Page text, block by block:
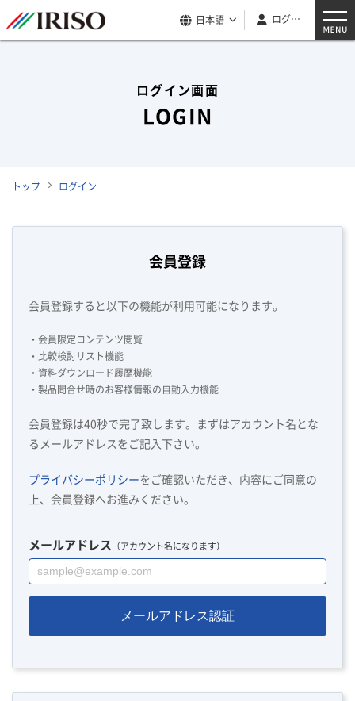
日本語 ログイン
ログイン画面
LOGIN
トップ ログイン
会員登録
会員登録すると以下の機能が利用可能になります。
・会員限定コンテンツ閲覧
・比較検討リスト機能
・資料ダウンロード履歴機能
・製品問合せ時のお客様情報の自動入力機能
会員登録は40秒で完了致します。まずはアカウント名とな
るメールアドレスをご記入下さい。
プライバシーポリシーをご確認いただき、内容にご同意の
上、会員登録へお進みください。
メールアドレス （アカウント名になります）
メールアドレス認証